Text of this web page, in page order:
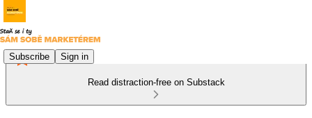
Subscribe Sign in
Read distraction-free on Substack